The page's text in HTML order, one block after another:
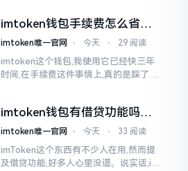
时候都会陷入困惑
imtoken钱包手续费怎么省？
老玩家告诉你几个实在招
imtoken唯一官网 ⋅ 今天 ⋅ 29 阅读
imtoken这个钱包,我使用它已经快三年
时间,在手续费这件事情上,真的是踩了好
imtoken钱包有借贷功能吗？
靠谱不靠谱一文说清楚
imtoken唯一官网 ⋅ 今天 ⋅ 33 阅读
imToken这个东西有不少人在用,然而提
及借贷功能,好多人心里没谱。说实话,im